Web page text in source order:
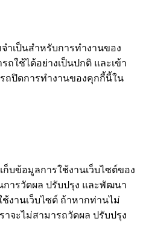
ำเป็นสำหรับการทำงานของ
ถใช้ได้อย่างเป็นปกติ และเข้า
ถปิดการทำงานของคุกกี้นี้ใน
ก็บข้อมูลการใช้งานเว็บไซต์ของ
การวัดผล ปรับปรุง และพัฒนา
งานเว็บไซต์ ถ้าหากท่านไม่
าจะไม่สามารถวัดผล ปรับปรุง